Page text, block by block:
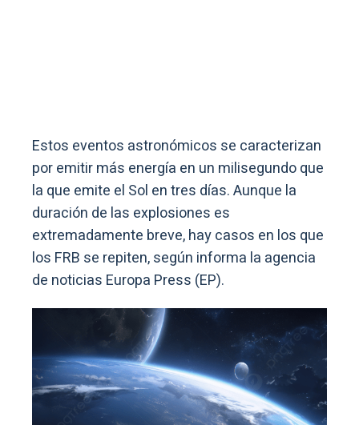
Estos eventos astronómicos se caracterizan
por emitir más energía en un milisegundo que
la que emite el Sol en tres días. Aunque la
duración de las explosiones es
extremadamente breve, hay casos en los que
los FRB se repiten, según informa la agencia
de noticias Europa Press (EP).